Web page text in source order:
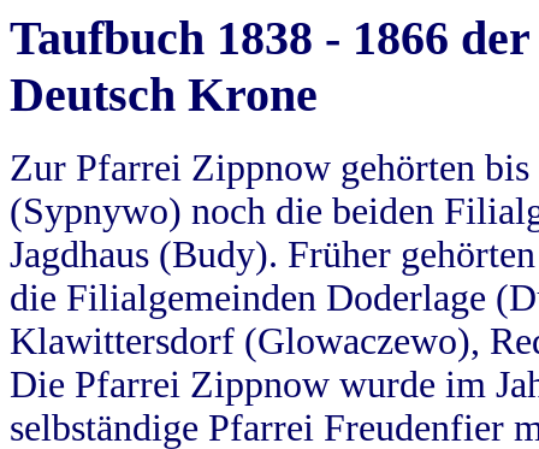
Taufbuch 1838 - 1866
Deutsch Krone
Zur Pfarrei Zippnow gehörten
(Sypnywo) noch die beiden
Jagdhaus (Budy). Früher
die Filialgemeinden Doderlage
Klawittersdorf (Glowaczewo),
Die Pfarrei Zippnow wurde im
selbständige Pfarrei Freudenfier